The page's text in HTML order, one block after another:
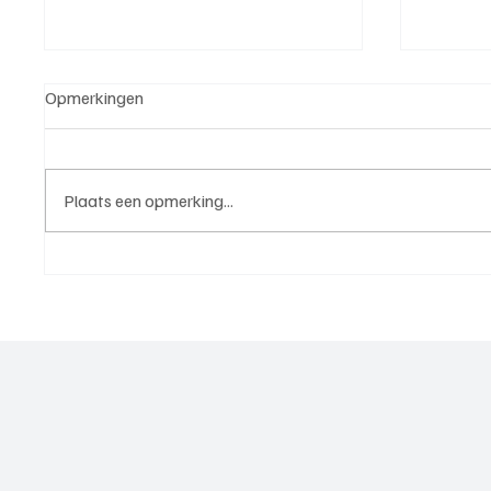
Opmerkingen
Plaats een opmerking...